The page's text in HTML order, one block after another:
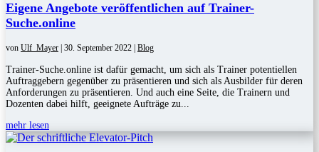
Eigene Angebote veröffentlichen auf Trainer-
Suche.online
von Ulf_Mayer 30. September 2022 Blog
Trainer-Suche.online ist dafür gemacht, um sich als Trainer potentiellen
Auftraggebern gegenüber zu präsentieren und sich als Ausbilder für deren
Anforderungen zu präsentieren. Und auch eine Seite, die Trainern und
Dozenten dabei hilft, geeignete Aufträge zu...
mehr lesen